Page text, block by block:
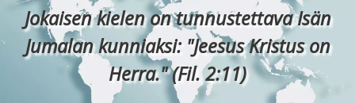
Jokaisen kielen on tunnustettava Isän
Jumalan kunniaksi: "Jeesus Kristus on
Herra." (Fil. 2:11)